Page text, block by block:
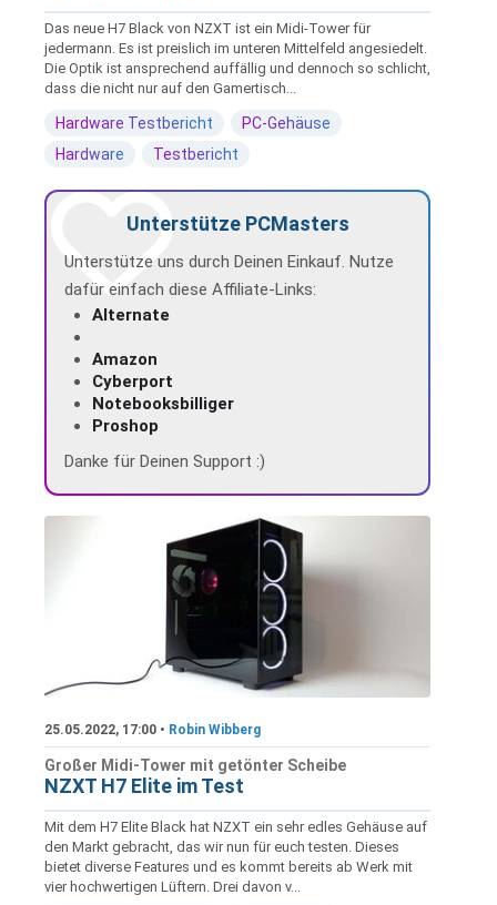
Das neue H7 Black von NZXT ist ein Midi-Tower für
jedermann. Es ist preislich im unteren Mittelfeld angesiedelt.
Die Optik ist ansprechend auffällig und dennoch so schlicht,
dass die nicht nur auf den Gamertisch...
Hardware Testbericht
PC-Gehäuse
Hardware
Testbericht
Unterstütze PCMasters
Unterstütze uns durch Deinen Einkauf. Nutze
dafür einfach diese Affiliate-Links:
Alternate
Amazon
Cyberport
Notebooksbilliger
Proshop
Danke für Deinen Support :)
25.05.2022, 17:00 • Robin Wibberg
Großer Midi-Tower mit getönter Scheibe
NZXT H7 Elite im Test
Mit dem H7 Elite Black hat NZXT ein sehr edles Gehäuse auf
den Markt gebracht, das wir nun für euch testen. Dieses
bietet diverse Features und es kommt bereits ab Werk mit
vier hochwertigen Lüftern. Drei davon v...